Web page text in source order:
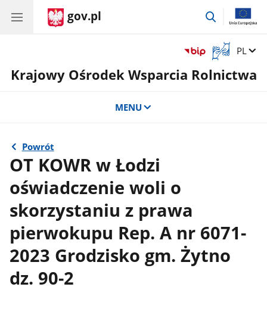
gov.pl
przejdź
Otwórz
okno
z
Zmień
PL
Krajowy Ośrodek Wsparcia Rolnictwa
MENU
Powrót
OT KOWR w Łodzi
oświadczenie woli o
skorzystaniu z prawa
pierwokupu Rep. A nr 6071-
2023 Grodzisko gm. Żytno
dz. 90-2